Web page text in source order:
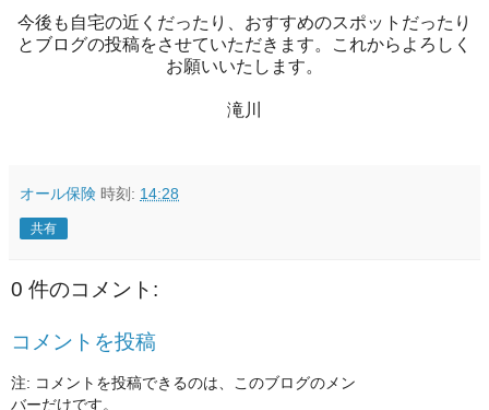
今後も自宅の近くだったり、おすすめのスポットだったり
とブログの投稿をさせていただきます。これからよろしく
お願いいたします。
滝川
オール保険 時刻: 14:28
共有
0 件のコメント:
コメントを投稿
注: コメントを投稿できるのは、このブログのメン
バーだけです。